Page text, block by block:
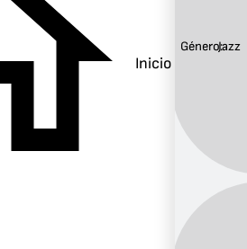
Inicio
Género:Jazz